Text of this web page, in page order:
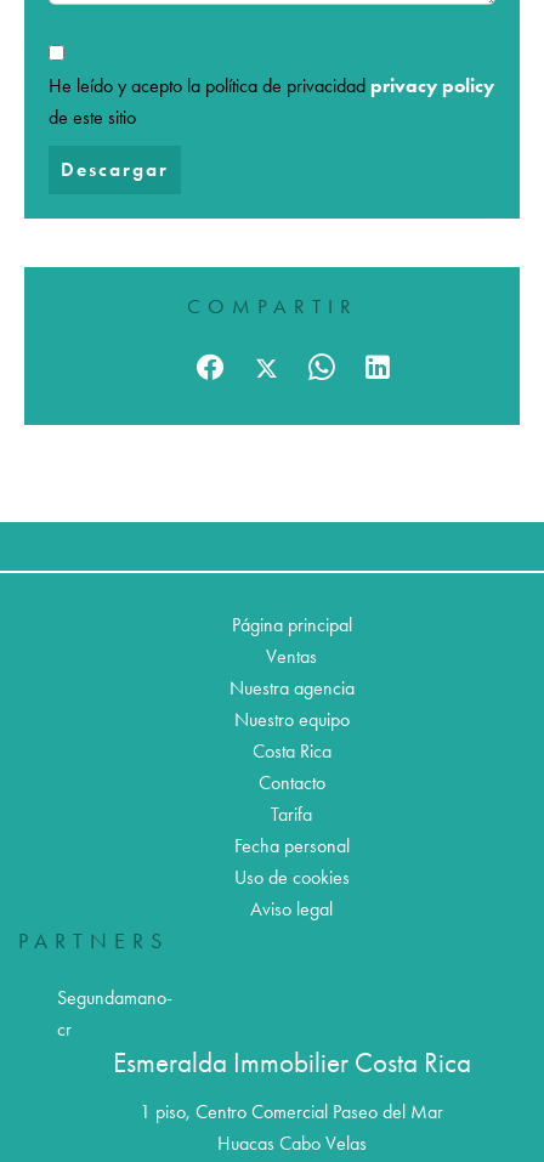
He leído y acepto la política de privacidad privacy policy
de este sitio
Descargar
COMPARTIR
Página principal
Ventas
Nuestra agencia
Nuestro equipo
Costa Rica
Contacto
Tarifa
Fecha personal
Uso de cookies
Aviso legal
PARTNERS
Segundamano-
cr
Esmeralda Immobilier Costa Rica
1 piso, Centro Comercial Paseo del Mar
Huacas Cabo Velas